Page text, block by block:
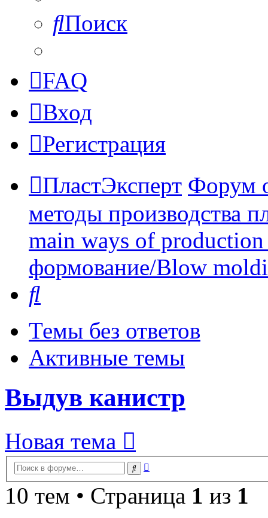
Поиск
FAQ
Вход
Регистрация
ПластЭксперт Форум
методы производства
main ways of
формование/Blow
Темы без ответов
Активные темы
Выдув канистр
Новая тема
Поиск
10 тем • Страница 1 из 1